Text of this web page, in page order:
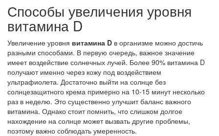
Способы увеличения уровня
витамина D
Увеличение уровня витамина D в организме можно достичь
разными способами. В первую очередь, важное значение
имеет воздействие солнечных лучей. Более 90% витамина D
получают именно через кожу под воздействием
ультрафиолета. Достаточно выйти на солнце без
солнцезащитного крема примерно на 10-15 минут несколько
раз в неделю. Это существенно улучшит баланс важного
витамина. Однако стоит помнить, что слишком долгое
нахождение на солнце может вызвать другие проблемы,
поэтому важно соблюдать умеренность.